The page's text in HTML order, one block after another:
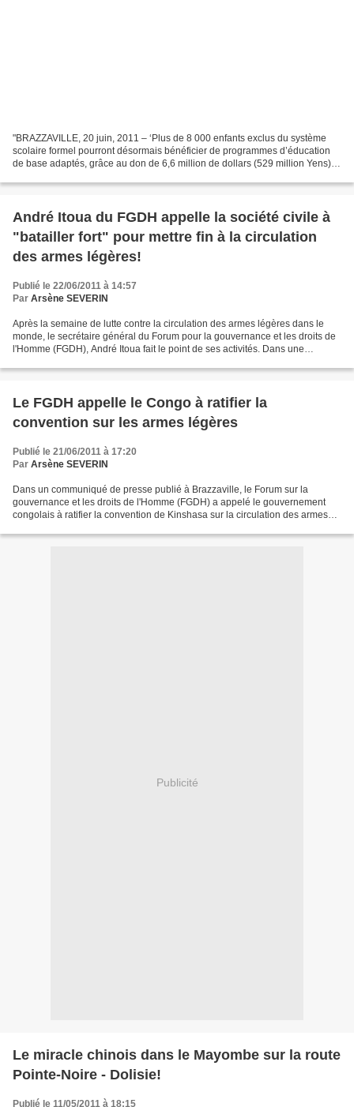
"BRAZZAVILLE, 20 juin, 2011 – ‘Plus de 8 000 enfants exclus du système
scolaire formel pourront désormais bénéficier de programmes d’éducation
de base adaptés, grâce au don de 6,6 million de dollars (529 million Yens)
André Itoua du FGDH appelle la société civile à
"batailler fort" pour mettre fin à la circulation
des armes légères!
Publié le 22/06/2011 à 14:57
Par Arsène SEVERIN
Après la semaine de lutte contre la circulation des armes légères dans le
monde, le secrétaire général du Forum pour la gouvernance et les droits de
l'Homme (FGDH), André Itoua fait le point de ses activités. Dans une
Le FGDH appelle le Congo à ratifier la
convention sur les armes légères
Publié le 21/06/2011 à 17:20
Par Arsène SEVERIN
Dans un communiqué de presse publié à Brazzaville, le Forum sur la
gouvernance et les droits de l'Homme (FGDH) a appelé le gouvernement
congolais à ratifier la convention de Kinshasa sur la circulation des armes
Publicité
Le miracle chinois dans le Mayombe sur la route
Pointe-Noire - Dolisie!
Publié le 11/05/2011 à 18:15